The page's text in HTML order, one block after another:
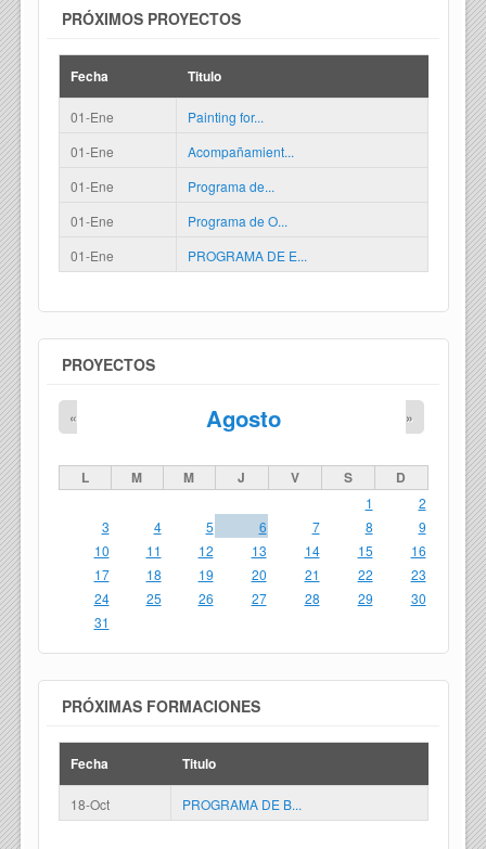
PRÓXIMOS PROYECTOS
Fecha Titulo
01-Ene
Painting for...
01-Ene
Acompañamient...
01-Ene
Programa de...
01-Ene
Programa de O...
01-Ene
PROGRAMA DE E...
PROYECTOS
Agosto
« »
L M M J V S D
1
2
3
4 5 6 7 8
9
10
11 12 13 14 15
16
17
18 19 20 21 22
23
24
25 26 27 28 29
30
31
PRÓXIMAS FORMACIONES
Fecha Titulo
18-Oct PROGRAMA DE B...